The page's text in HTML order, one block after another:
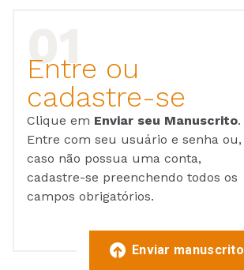
Entre ou
cadastre-se
Clique em Enviar seu Manuscrito.
Entre com seu usuário e senha ou,
caso não possua uma conta,
cadastre-se preenchendo todos os
campos obrigatórios.
Enviar manuscrito